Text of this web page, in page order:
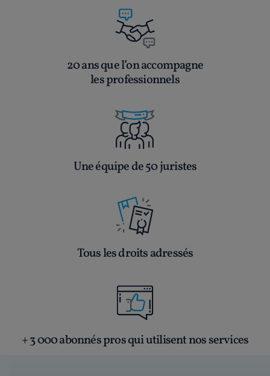
20 ans que l’on accompagne
les professionnels
Une équipe de 50 juristes
Tous les droits adressés
+ 3 000 abonnés pros qui utilisent nos services